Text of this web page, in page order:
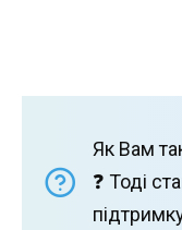
Як Вам
❓ Тоді